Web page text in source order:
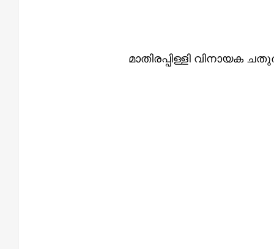
മാതിരപ്പിള്ളി വിനായക